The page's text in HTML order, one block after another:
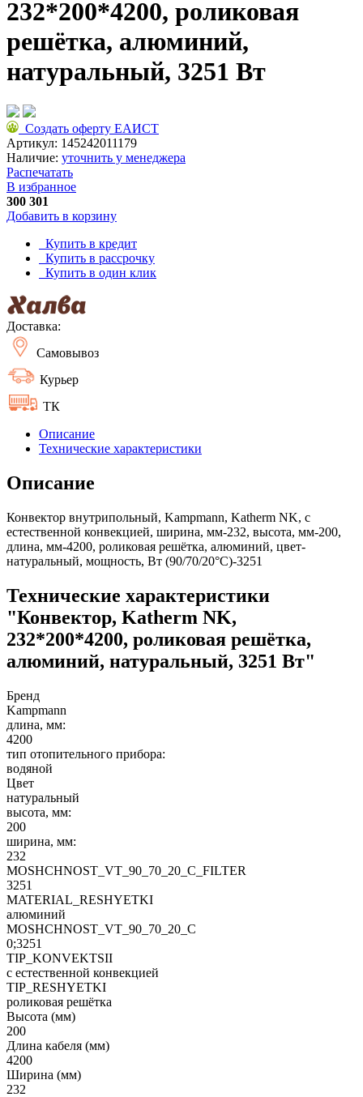
232*200*4200, роликовая
решётка, алюминий,
натуральный, 3251 Вт
Создать оферту ЕАИСТ
Артикул: 145242011179
Наличие: уточнить у менеджера
Распечатать
В избранное
300 301
Добавить в корзину
Купить в кредит
Купить в рассрочку
Купить в один клик
Доставка:
Самовывоз
Курьер
ТК
Описание
Технические характеристики
Описание
Конвектор внутрипольный, Kampmann, Katherm NK, с
естественной конвекцией, ширина, мм-232, высота, мм-200,
длина, мм-4200, роликовая решётка, алюминий, цвет-
натуральный, мощность, Вт (90/70/20°C)-3251
Технические характеристики
"Конвектор, Katherm NK,
232*200*4200, роликовая решётка,
алюминий, натуральный, 3251 Вт"
Бренд
Kampmann
длина, мм:
4200
тип отопительного прибора:
водяной
Цвет
натуральный
высота, мм:
200
ширина, мм:
232
MOSHCHNOST_VT_90_70_20_C_FILTER
3251
MATERIAL_RESHYETKI
алюминий
MOSHCHNOST_VT_90_70_20_C
0;3251
TIP_KONVEKTSII
с естественной конвекцией
TIP_RESHYETKI
роликовая решётка
Высота (мм)
200
Длина кабеля (мм)
4200
Ширина (мм)
232